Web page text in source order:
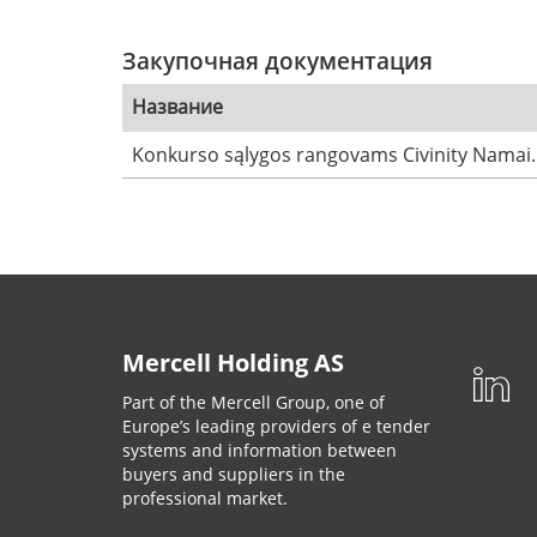
Закупочная документация
Название
Konkurso sąlygos rangovams Civinity
Mercell Holding AS
Part of the Mercell Group, one of
Europe’s leading providers of e tender
systems and information between
buyers and suppliers in the
professional market.